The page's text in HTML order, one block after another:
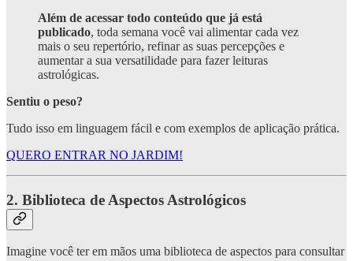
Além de acessar todo conteúdo que já está
publicado, toda semana você vai alimentar cada vez
mais o seu repertório, refinar as suas percepções e
aumentar a sua versatilidade para fazer leituras
astrológicas.
Sentiu o peso?
Tudo isso em linguagem fácil e com exemplos de aplicação prática.
QUERO ENTRAR NO JARDIM!
2. Biblioteca de Aspectos Astrológicos
Imagine você ter em mãos uma biblioteca de aspectos para consultar